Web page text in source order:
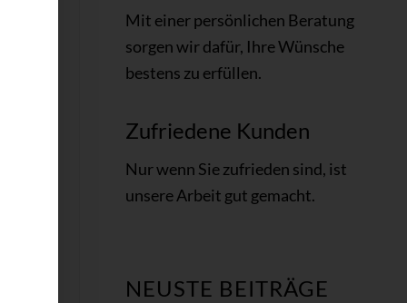
Mit einer persönlichen Beratung
sorgen wir dafür, Ihre Wünsche
bestens zu erfüllen.
Zufriedene Kunden
Nur wenn Siezufrieden sind, ist
unsere Arbeit gut gemacht.
NEUSTE BEITRÄGE